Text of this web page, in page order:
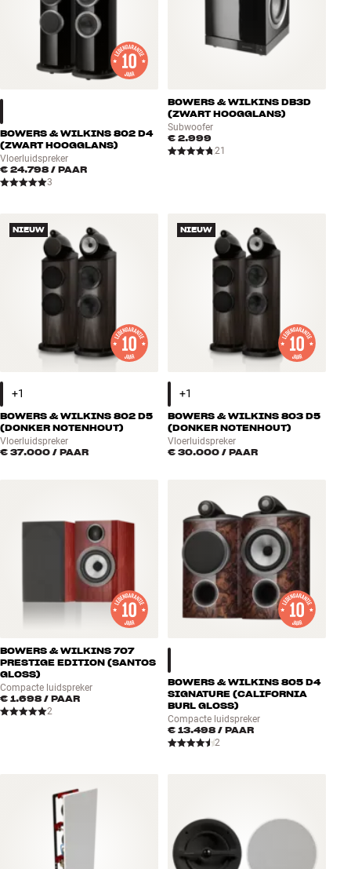
BOWERS & WILKINS 802 D4
(ZWART HOOGGLANS)
Vloerluidspreker
€ 24.798 / PAAR
3
BOWERS & WILKINS DB3D
(ZWART HOOGGLANS)
Subwoofer
€ 2.999
21
NIEUW
BOWERS & WILKINS 802 D5
(DONKER NOTENHOUT)
Vloerluidspreker
€ 37.000 / PAAR
NIEUW
BOWERS & WILKINS 803 D5
(DONKER NOTENHOUT)
Vloerluidspreker
€ 30.000 / PAAR
BOWERS & WILKINS 707
PRESTIGE EDITION (SANTOS
GLOSS)
Compacte luidspreker
€ 1.698 / PAAR
2
BOWERS & WILKINS 805 D4
SIGNATURE (CALIFORNIA
BURL GLOSS)
Compacte luidspreker
€ 13.498 / PAAR
2